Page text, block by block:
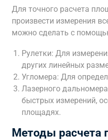
Для точного расчета
произвести измерения
можно сделать с
Рулетки: Для
других линейных
Угломера: Для
Лазерного
быстрых измерений,
площадях.
Методы расчета